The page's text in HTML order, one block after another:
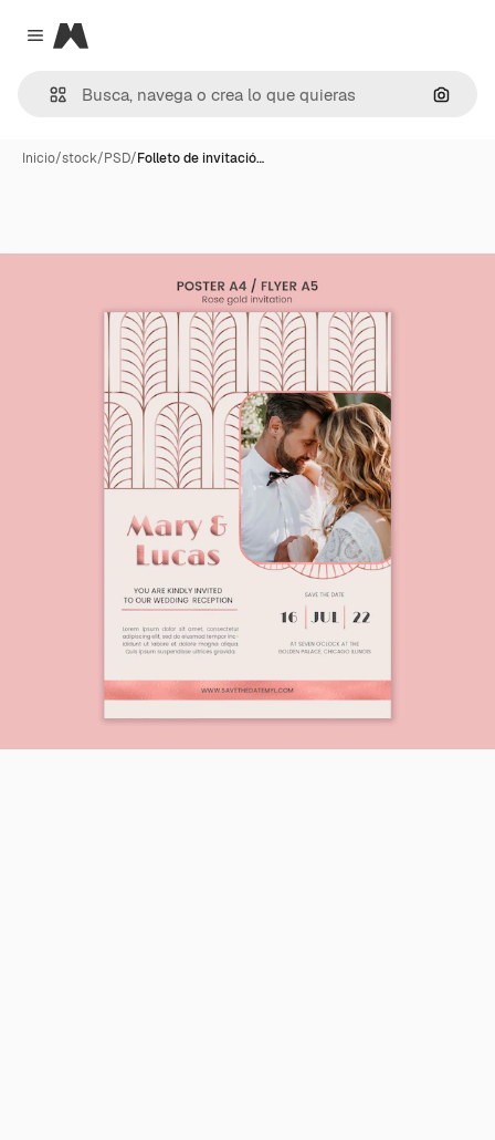
Close menu
Magnific
Inicio/stock/PSD/Folleto de invitació…